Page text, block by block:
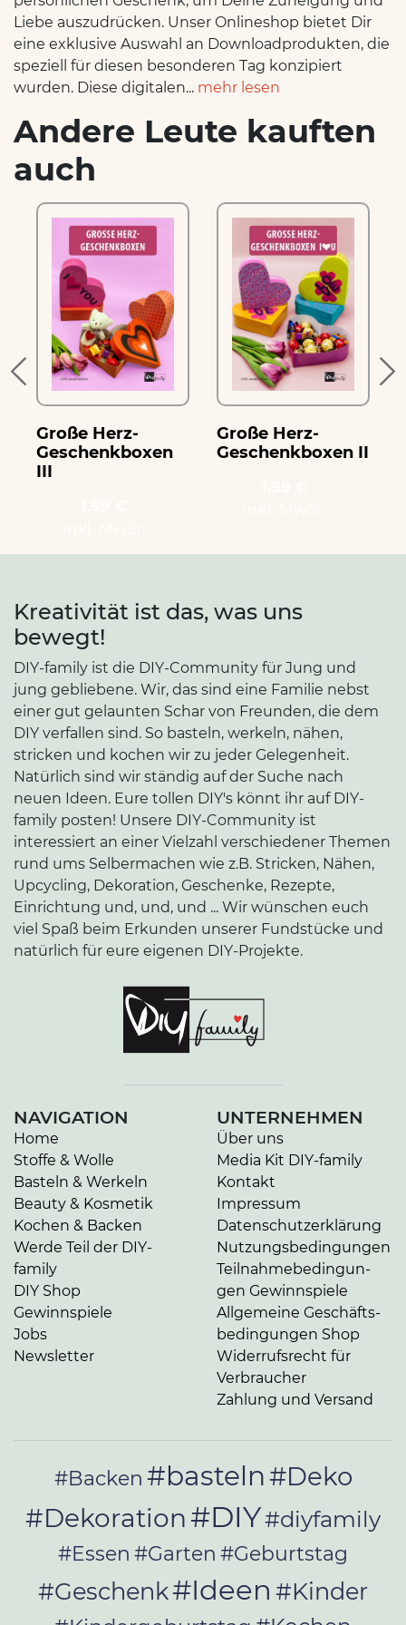
Liebe auszudrücken. Unser Onlineshop bietet Dir
eine exklusive Auswahl an Downloadprodukten, die
speziell für diesen besonderen Tag konzipiert
wurden. Diese digitalen... mehr lesen
Andere Leute kauften
auch
Große Herz-
Geschenkboxen
III
Große Herz-
Geschenkboxen II
Kreativität ist das, was uns
bewegt!
DIY-family ist die DIY-Community für Jung und
jung gebliebene. Wir, das sind eine Familie nebst
einer gut gelaunten Schar von Freunden, die dem
DIY verfallen sind. So basteln, werkeln, nähen,
stricken und kochen wir zu jeder Gelegenheit.
Natürlich sind wir ständig auf der Suche nach
neuen Ideen. Eure tollen DIY's könnt ihr auf DIY-
family posten! Unsere DIY-Community ist
interessiert an einer Vielzahl verschiedener Themen
rund ums Selbermachen wie z.B. Stricken, Nähen,
Upcycling, Dekoration, Geschenke, Rezepte,
Einrichtung und, und, und ... Wir wünschen euch
viel Spaß beim Erkunden unserer Fundstücke und
natürlich für eure eigenen DIY-Projekte.
NAVIGATION
Home
Stoffe & Wolle
Basteln & Werkeln
Beauty & Kosmetik
Kochen & Backen
Werde Teil der DIY-
family
DIY Shop
Gewinnspiele
Jobs
Newsletter
UNTERNEHMEN
Über uns
Media Kit DIY-family
Kontakt
Impressum
Da­ten­schutz­er­klä­rung
Nut­zungs­be­din­gun­gen
Teil­nah­me­be­din­gun­
gen Gewinnspiele
Allgemeine Ge­schäfts­
be­din­gun­gen Shop
Widerrufsrecht für
Verbraucher
Zahlung und Versand
#Backen #basteln#Deko
#Dekoration #DIY#diyfamily
#Essen #Garten #Geburtstag
#Geschenk#Ideen #Kinder